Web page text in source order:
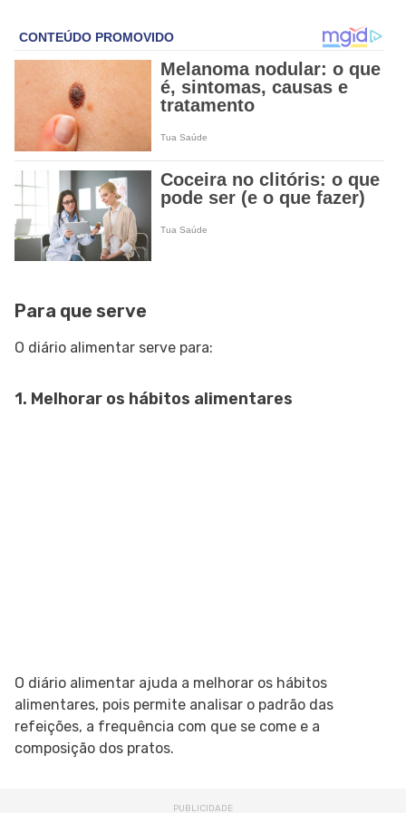
Para que serve
O diário alimentar serve para:
1. Melhorar os hábitos alimentares
O diário alimentar ajuda a melhorar os hábitos
alimentares, pois permite analisar o padrão das
refeições, a frequência com que se come e a
composição dos pratos.